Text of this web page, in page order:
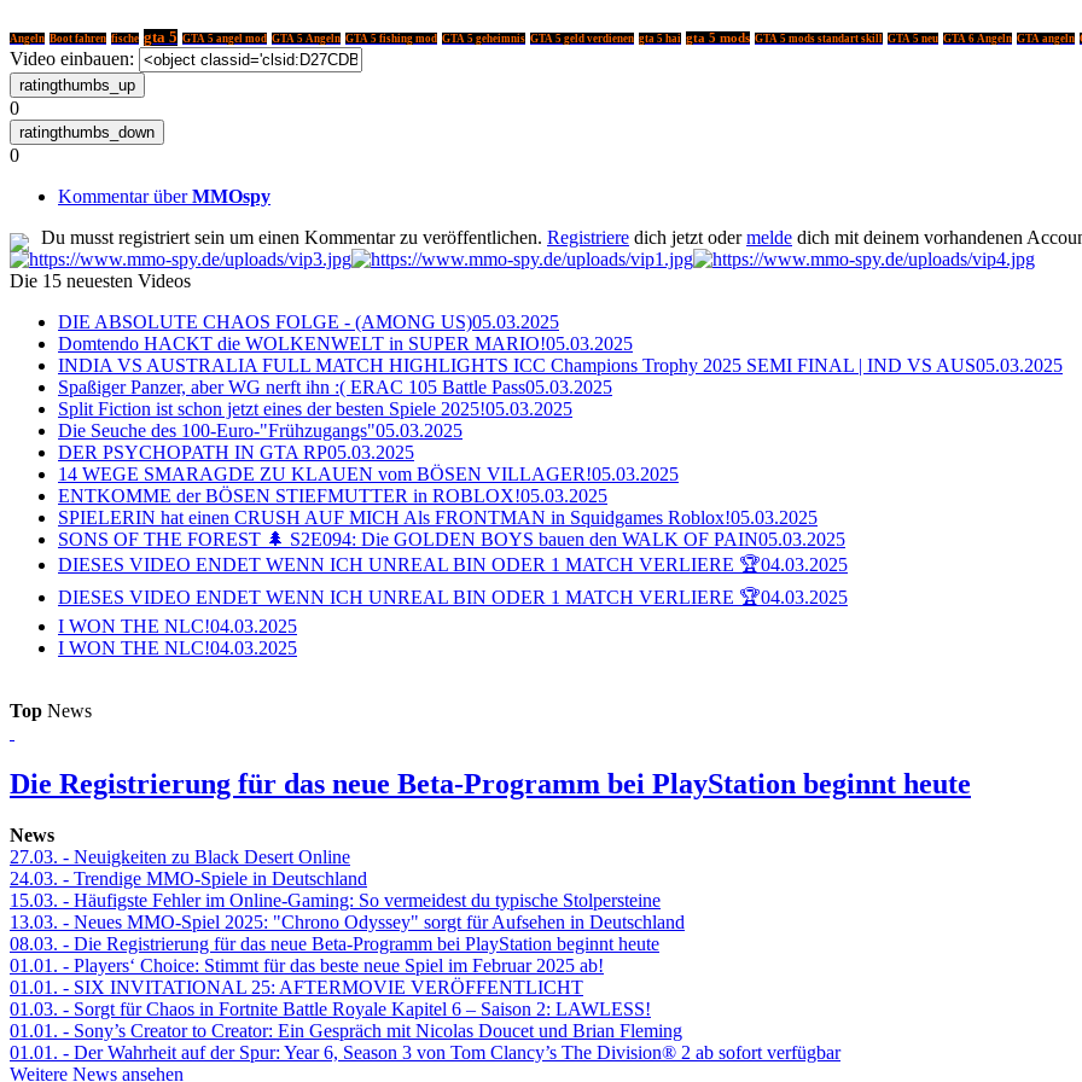
Angeln Boot fahren fische gta 5 GTA 5 angel mod GTA 5 Angeln GTA 5 fishing mod GTA 5 geheimnis GTA 5 geld verdienen gta 5 hai gta 5 mods GTA 5 mods standart skill GTA 5 neu GTA 6 Angeln GTA angeln
Video einbauen:
0
0
Kommentar überMMOspy
Du musst registriert sein um einen Kommentar zu veröffentlichen. Registriere dich jetzt odermelde dich mit deinem vorhandenen
Die 15 neuesten Videos
DIE ABSOLUTE CHAOS FOLGE - (AMONG US)05.03.2025
Domtendo HACKT die WOLKENWELT in SUPER MARIO!05.03.2025
INDIA VS AUSTRALIA FULL MATCH HIGHLIGHTS ICC Champions Trophy 2025 SEMI FINAL | IND VS AUS05.03.2025
Spaßiger Panzer, aber WG nerft ihn :( ERAC 105 Battle Pass05.03.2025
Split Fiction ist schon jetzt eines der besten Spiele 2025!05.03.2025
Die Seuche des 100-Euro-"Frühzugangs"05.03.2025
DER PSYCHOPATH IN GTA RP05.03.2025
14 WEGE SMARAGDE ZU KLAUEN vom BÖSEN VILLAGER!05.03.2025
ENTKOMME der BÖSEN STIEFMUTTER in ROBLOX!05.03.2025
SPIELERIN hat einen CRUSH AUF MICH Als FRONTMAN in Squidgames Roblox!05.03.2025
SONS OF THE FOREST 🌲 S2E094: Die GOLDEN BOYS bauen den WALK OF PAIN05.03.2025
DIESES VIDEO ENDET WENN ICH UNREAL BIN ODER 1 MATCH VERLIERE 🏆04.03.2025
DIESES VIDEO ENDET WENN ICH UNREAL BIN ODER 1 MATCH VERLIERE 🏆04.03.2025
I WON THE NLC!04.03.2025
I WON THE NLC!04.03.2025
Top News
Die Registrierung für das neue Beta-Programm bei PlayStation beginnt heute
News
27.03. - Neuigkeiten zu Black Desert Online
24.03. - Trendige MMO-Spiele in Deutschland
15.03. - Häufigste Fehler im Online-Gaming: So vermeidest du typische Stolpersteine
13.03. - Neues MMO-Spiel 2025: "Chrono Odyssey" sorgt für Aufsehen in Deutschland
08.03. - Die Registrierung für das neue Beta-Programm bei PlayStation beginnt heute
01.01. - Players‘ Choice: Stimmt für das beste neue Spiel im Februar 2025 ab!
01.01. - SIX INVITATIONAL 25: AFTERMOVIE VERÖFFENTLICHT
01.03. - Sorgt für Chaos in Fortnite Battle Royale Kapitel 6 – Saison 2: LAWLESS!
01.01. - Sony’s Creator to Creator: Ein Gespräch mit Nicolas Doucet und Brian Fleming
01.01. - Der Wahrheit auf der Spur: Year 6, Season 3 von Tom Clancy’s The Division® 2 ab sofort verfügbar
Weitere News ansehen